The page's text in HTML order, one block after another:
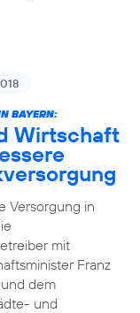
BAYERN:
Wirtschaft
Versorgung in
mit
Franz
dem
und